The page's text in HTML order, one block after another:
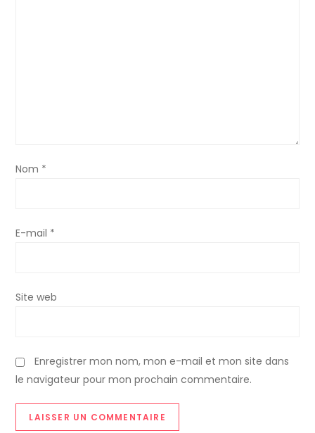
Nom *
E-mail *
Site web
Enregistrer mon nom, mon e-mail et mon site dans
le navigateur pour mon prochain commentaire.